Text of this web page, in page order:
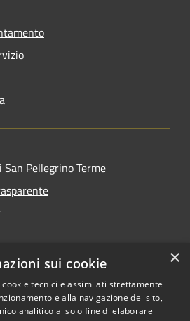
San Pellegrino Terme
×
sui cookie
tecnici e assimilati strettamente
e alla navigazione del sito,
analitico al solo fine di elaborare